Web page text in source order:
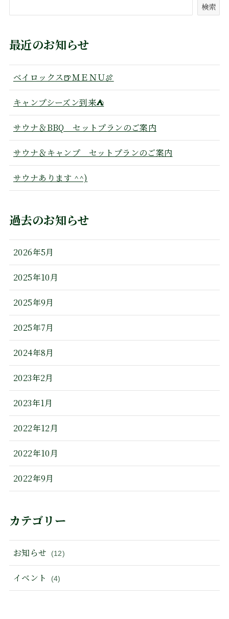
検索
最近のお知らせ
ベイロックス🍺ＭＥＮＵ🍖
キャンプシーズン到来⛺
サウナ＆BBQ セットプランのご案内
サウナ＆キャンプ セットプランのご案内
サウナあります ^^)
過去のお知らせ
2026年5月
2025年10月
2025年9月
2025年7月
2024年8月
2023年2月
2023年1月
2022年12月
2022年10月
2022年9月
カテゴリー
お知らせ (12)
イベント (4)